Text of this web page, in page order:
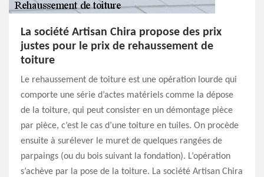
La société Artisan Chira propose des prix
justes pour le prix de rehaussement de
toiture
Le rehaussement de toiture est une opération lourde qui
comporte une série d’actes matériels comme la dépose
de la toiture, qui peut consister en un démontage pièce
par pièce, c’est le cas d’une toiture en tuiles. On procède
ensuite à surélever le muret de quelques rangées de
parpaings (ou du bois suivant la fondation). L’opération
s’achève par la pose de la toiture. La société Artisan Chira